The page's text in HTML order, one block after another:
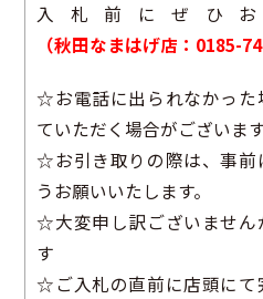
入札前にぜひ
（秋田なまはげ店：0185-
☆お電話に出られなかった
ていただく場合がございます
☆お引き取りの際は、事前
うお願いいたします。
☆大変申し訳ございません
す
☆ご入札の直前に店頭にて